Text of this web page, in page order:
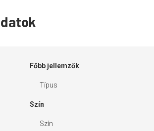
Főbb jellemzők
Típus
Szín
Szín